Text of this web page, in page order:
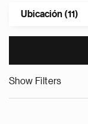
Ubicación (11)
Show Filters